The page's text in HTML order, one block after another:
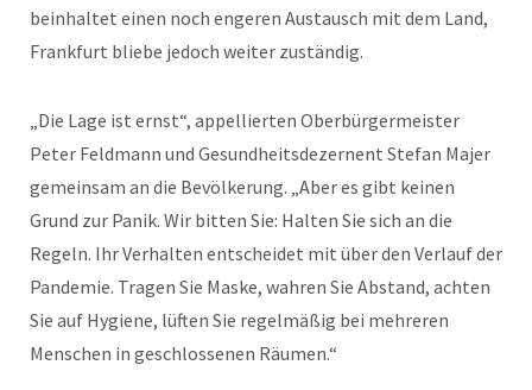
beinhaltet einen noch engeren Austausch mit dem Land,
Frankfurt bliebe jedoch weiter zuständig.
„Die Lage ist ernst“, appellierten Oberbürgermeister
Peter Feldmann und Gesundheitsdezernent Stefan Majer
gemeinsam an die Bevölkerung. „Aber es gibt keinen
Grund zur Panik. Wir bitten Sie: Halten Sie sich an die
Regeln. Ihr Verhalten entscheidet mit über den Verlauf der
Pandemie. Tragen Sie Maske, wahren Sie Abstand, achten
Sie auf Hygiene, lüften Sie regelmäßig bei mehreren
Menschen in geschlossenen Räumen.“